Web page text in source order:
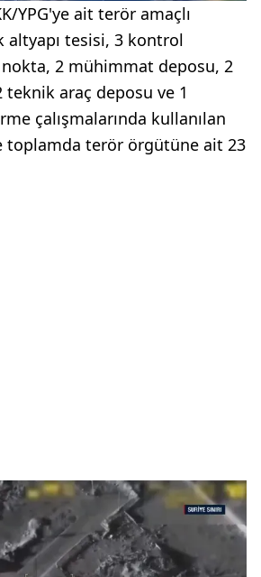
YPG'ye ait terör amaçlı
altyapı tesisi, 3 kontrol
nokta, 2 mühimmat deposu, 2
araç deposu ve 1
çalışmalarında kullanılan
toplamda terör örgütüne ait 23